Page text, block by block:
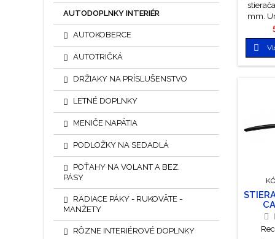
AUTODOPLNKY INTERIÉR
AUTOKOBERCE
AUTOTRIČKÁ
DRŽIAKY NA PRÍSLUŠENSTVO
LETNÉ DOPLNKY
MENIČE NAPÄTIA
PODLOŽKY NA SEDADLÁ
POŤAHY NA VOLANT A BEZ.
PÁSY
RADIACE PÁKY - RUKOVÄTE -
MANŽETY
RÔZNE INTERIÉROVÉ DOPLNKY
mm.
vďaka
